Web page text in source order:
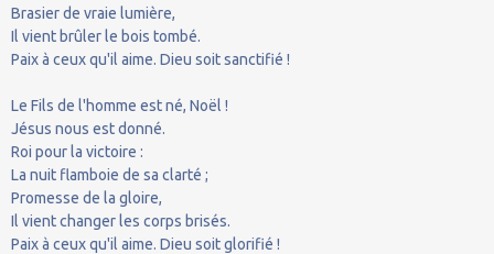
Brasier de vraie lumière,
Il vient brûler le bois tombé.
Paix à ceux qu'il aime. Dieu soit sanctifié !
Le Fils de l'homme est né, Noël !
Jésus nous est donné.
Roi pour la victoire :
La nuit flamboie de sa clarté ;
Promesse de la gloire,
Il vient changer les corps brisés.
Paix à ceux qu'il aime. Dieu soit glorifié !